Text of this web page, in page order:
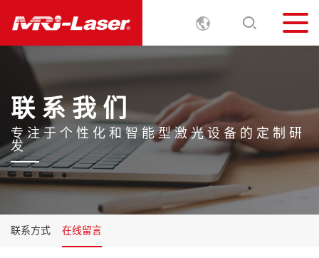
联 系 我 们
专 注 于 个 性 化 和 智 能 型 激 光 设 备 的 定 制 研
发
联系方式 在线留言